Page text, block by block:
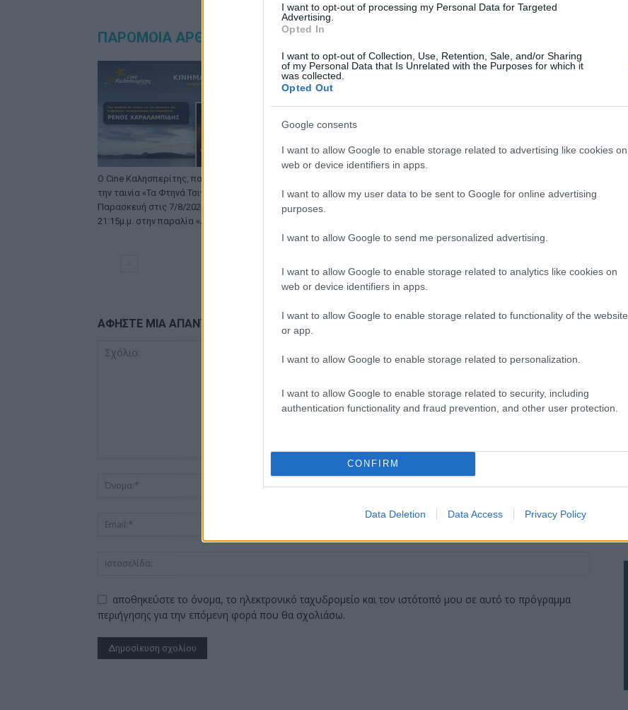
I want to opt-out of processing my Personal Data for Targeted
Advertising.
Opted In
I want to opt-out of Collection, Use, Retention, Sale, and/or Sharing
of my Personal Data that Is Unrelated with the Purposes for which it
was collected.
Opted Out
Google consents
I want to allow Google to enable storage related to advertising like cookies on
web or device identifiers in apps.
I want to allow my user data to be sent to Google for online advertising
purposes.
I want to allow Google to send me personalized advertising.
I want to allow Google to enable storage related to analytics like cookies on
web or device identifiers in apps.
I want to allow Google to enable storage related to functionality of the website
or app.
I want to allow Google to enable storage related to personalization.
I want to allow Google to enable storage related to security, including
authentication functionality and fraud prevention, and other user protection.
CONFIRM
Data Deletion Data Access Privacy Policy
ΠΑΡΟΜΟΙΑ ΑΡΘΡΑ ΠΕΡΙΣΣΟΤΕΡΑ ΑΠΟ ΤΟΝ ΔΗΜΙΟΥΡΓΟ
Ο Cine Καλησπερίτης, παρουσιάζει
την ταινία «Τα Φτηνά Τσιγάρα», την
Παρασκευή στις 7/8/2026, στις
21:15μ.μ. στην παραλία «Αλυκή»
Καλησπερίτη, με την παιδική ταινία
«ZOOTOPIA 2», την Πέμπτη στις
παραλία «Αλυκή»
την ταινία, «Bomber & Paganini», την
ΑΦΗΣΤΕ ΜΙΑ ΑΠΑΝΤΗΣΗ
αποθηκεύστε το όνομα, το ηλεκτρονικό ταχυδρομείο και τον ιστότοπό μου σε αυτό το πρόγραμμα
περιήγησης για την επόμενη φορά που θα σχολιάσω.